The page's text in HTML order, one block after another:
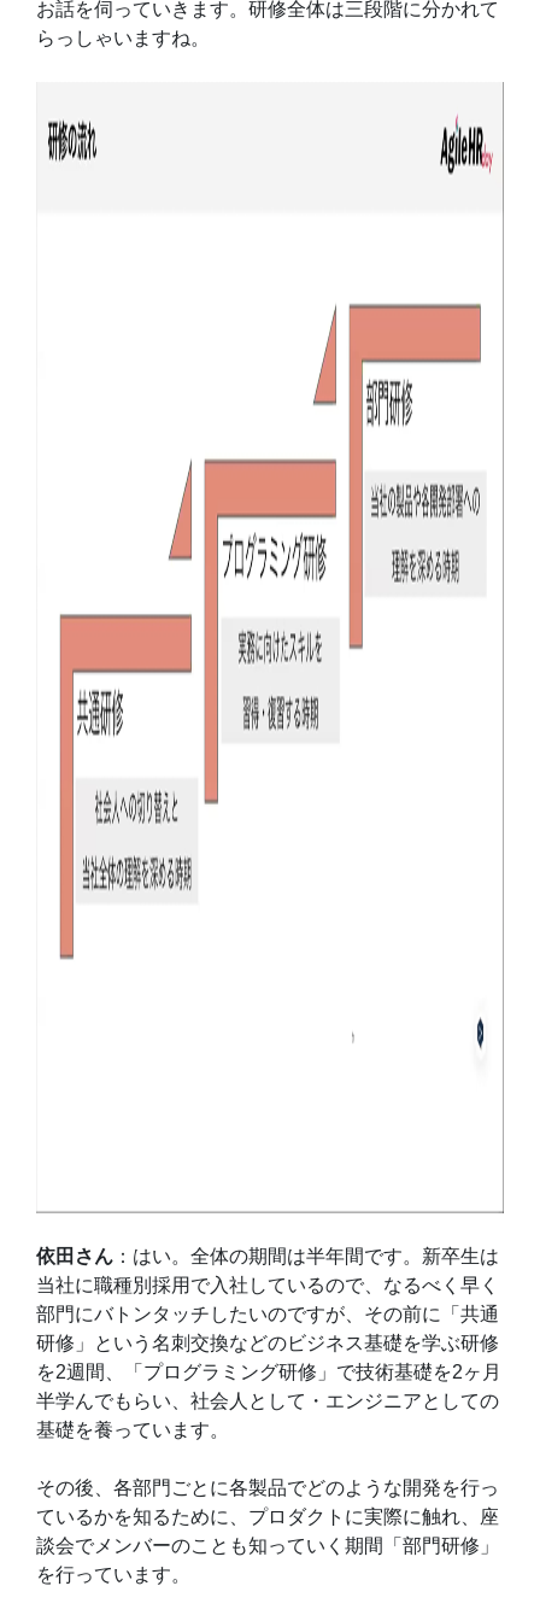
お話を伺っていきます。研修全体は三段階に分かれて
らっしゃいますね。
依田さん：はい。全体の期間は半年間です。新卒生は
当社に職種別採用で入社しているので、なるべく早く
部門にバトンタッチしたいのですが、その前に「共通
研修」という名刺交換などのビジネス基礎を学ぶ研修
を2週間、「プログラミング研修」で技術基礎を2ヶ月
半学んでもらい、社会人として・エンジニアとしての
基礎を養っています。
その後、各部門ごとに各製品でどのような開発を行っ
ているかを知るために、プロダクトに実際に触れ、座
談会でメンバーのことも知っていく期間「部門研修」
を行っています。